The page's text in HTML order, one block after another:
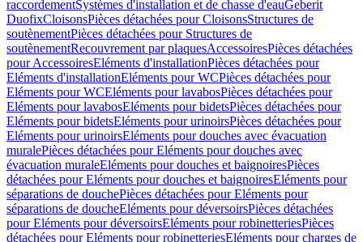
raccordementSystèmes d'installation et de chasse d'eauGeberit
DuofixCloisonsPièces détachées pour CloisonsStructures de
soutènementPièces détachées pour Structures de
soutènementRecouvrement par plaquesAccessoiresPièces détachées
pour AccessoiresEléments d'installationPièces détachées pour
Eléments d'installationEléments pour WCPièces détachées pour
Eléments pour WCEléments pour lavabosPièces détachées pour
Eléments pour lavabosEléments pour bidetsPièces détachées pour
Eléments pour bidetsEléments pour urinoirsPièces détachées pour
Eléments pour urinoirsEléments pour douches avec évacuation
muralePièces détachées pour Eléments pour douches avec
évacuation muraleEléments pour douches et baignoiresPièces
détachées pour Eléments pour douches et baignoiresEléments pour
séparations de douchePièces détachées pour Eléments pour
séparations de doucheEléments pour déversoirsPièces détachées
pour Eléments pour déversoirsEléments pour robinetteriesPièces
détachées pour Eléments pour robinetteriesEléments pour charges de